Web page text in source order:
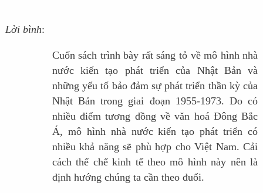
Lời bình:
Cuốn sách trình bày rất sáng tỏ về mô hình nhà
nước kiến tạo phát triển của Nhật Bản và
những yếu tố bảo đảm sự phát triển thần kỳ của
Nhật Bản trong giai đoạn 1955-1973. Do có
nhiều điểm tương đồng về văn hoá Đông Bắc
Á, mô hình nhà nước kiến tạo phát triển có
nhiều khả năng sẽ phù hợp cho Việt Nam. Cải
cách thể chế kinh tế theo mô hình này nên là
định hướng chúng ta cần theo đuổi.